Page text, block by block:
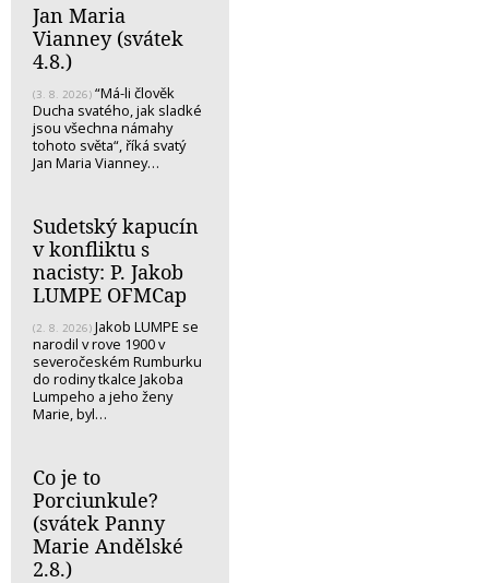
Jan Maria
Vianney (svátek
4.8.)
(3. 8. 2026) “Má-li člověk
Ducha svatého, jak sladké
jsou všechna námahy
tohoto světa“, říká svatý
Jan Maria Vianney…
Sudetský kapucín
v konfliktu s
nacisty: P. Jakob
LUMPE OFMCap
(2. 8. 2026) Jakob LUMPE se
narodil v rove 1900 v
severočeském Rumburku
do rodiny tkalce Jakoba
Lumpeho a jeho ženy
Marie, byl…
Co je to
Porciunkule?
(svátek Panny
Marie Andělské
2.8.)